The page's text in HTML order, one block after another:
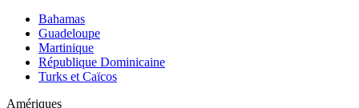
Bahamas
Guadeloupe
Martinique
République Dominicaine
Turks et Caïcos
Amériques